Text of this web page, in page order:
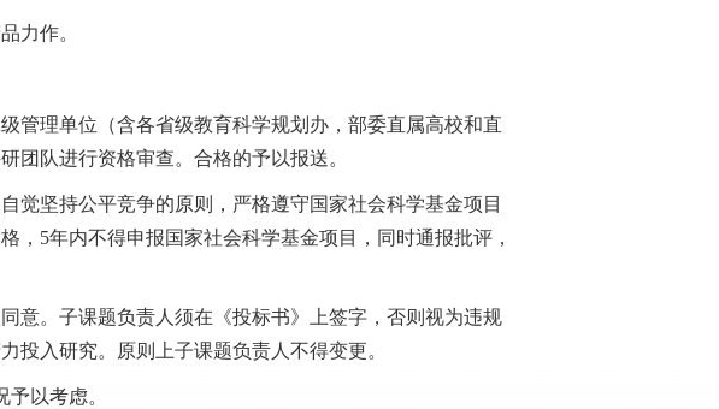
力作。
管理单位（含各省级教育科学规划办，部委直属高校和直
团队进行资格审查。合格的予以报送。
觉坚持公平竞争的原则，严格遵守国家社会科学基金项目
5年内不得申报国家社会科学基金项目，同时通报批评，
意。子课题负责人须在《投标书》上签字，否则视为违规
投入研究。原则上子课题负责人不得变更。
以考虑。